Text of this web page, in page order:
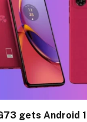
gets Android